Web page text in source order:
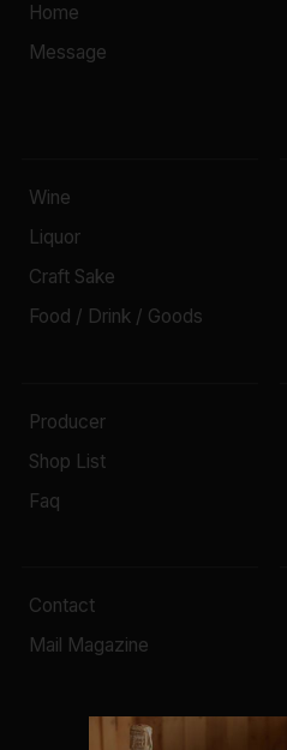
Home
Message
Wine
Liquor
Craft Sake
Food / Drink / Goods
Producer
Shop List
Faq
Contact
Mail Magazine